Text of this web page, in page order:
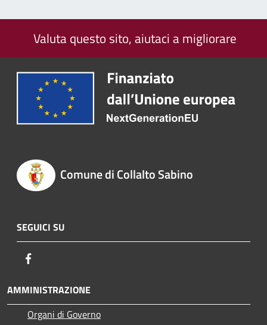
Valuta questo sito, aiutaci a migliorare
Comune di Collalto Sabino
SEGUICI SU
AMMINISTRAZIONE
Organi di Governo